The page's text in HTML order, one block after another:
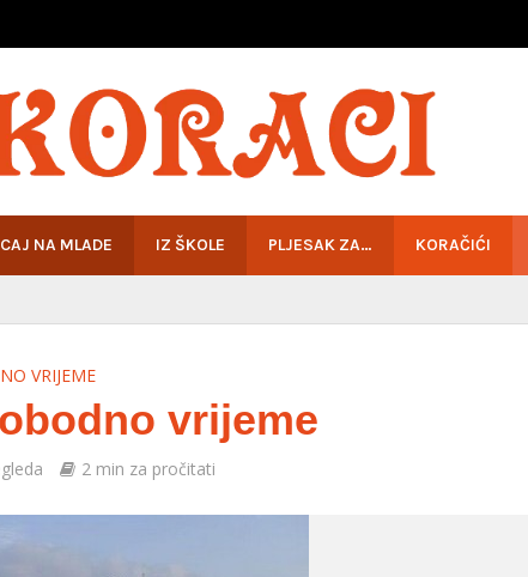
NA MLADE IZ ŠKOLE PLJESAK ZA… KORAČIĆI
VRIJEME
vrijeme
2 min za pročitati